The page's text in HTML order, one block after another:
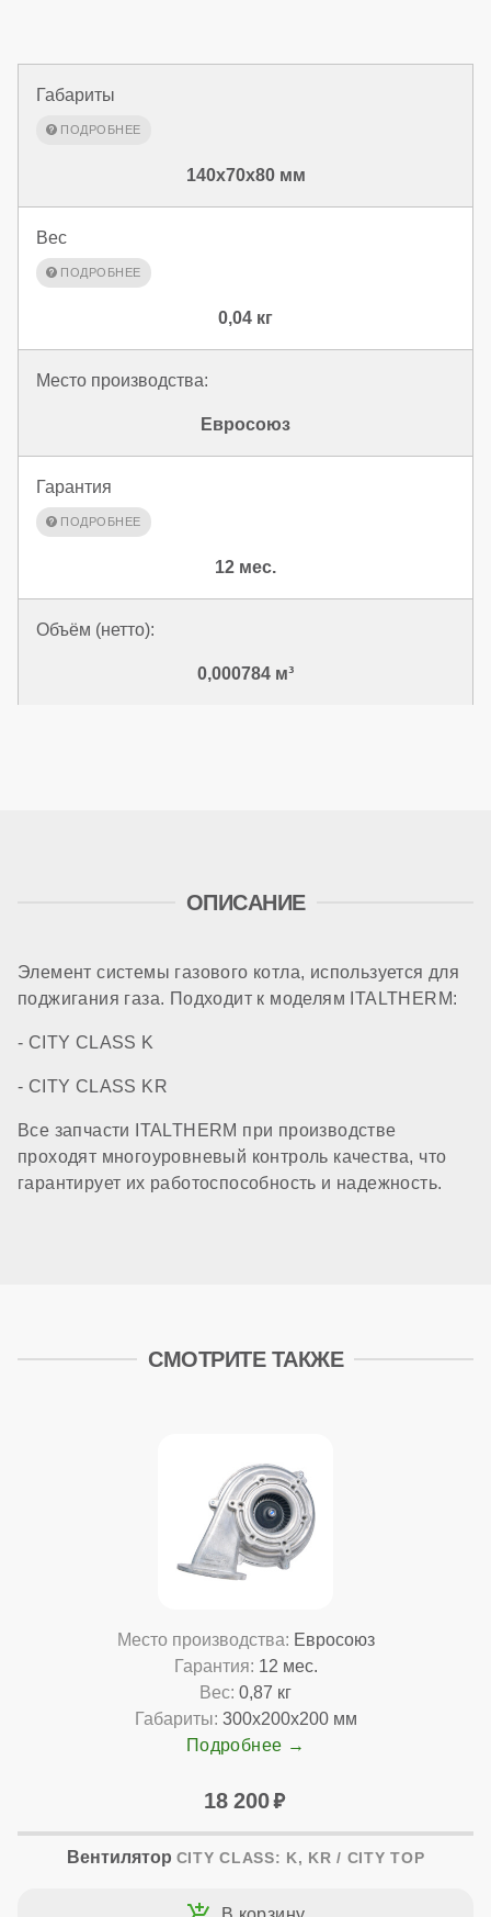
Габариты
140x70x80 мм
Вес
0,04 кг
Место производства:
Евросоюз
Гарантия
12 мес.
Объём (нетто):
0,000784 м³
ОПИСАНИЕ
Элемент системы газового котла, используется для
поджигания газа. Подходит к моделям ITALTHERM:
- CITY CLASS K
- CITY CLASS KR
Все запчасти ITALTHERM при производстве
проходят многоуровневый контроль качества, что
гарантирует их работоспособность и надежность.
СМОТРИТЕ ТАКЖЕ
Место производства: Евросоюз
Гарантия: 12 мес.
Вес: 0,87 кг
Габариты: 300x200x200 мм
Подробнее
18 200
Вентилятор CITY CLASS: K, KR / CITY TOP